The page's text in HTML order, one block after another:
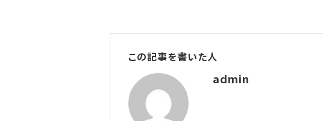
この記事を書いた人
admin